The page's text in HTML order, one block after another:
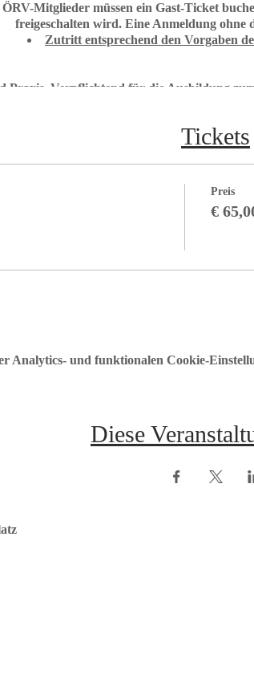
Mitglieder müssen ein Gast-Ticket
freigeschalten wird. Eine Anmeldung ohne
Zutritt entsprechend den Vorgaben
Praxis. Verpflichtend für die Ausbildung
Voraussetzung:
Leitung: Tamara
Tickets
Preis
€
Analytics- und funktionalen Cookie-
Diese